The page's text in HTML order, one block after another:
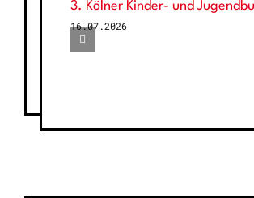
3. Kölner Kinder- und
16.07.2026